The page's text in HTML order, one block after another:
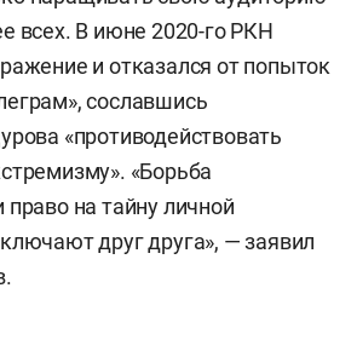
всех. В июне 2020-го РКН
и отказался от попыток
сославшись
«противодействовать
«Борьба
на тайну личной
друг друга», — заявил